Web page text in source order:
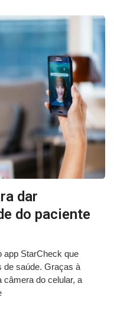
dar
do paciente
app StarCheck que
de saúde. Graças à
câmera do celular, a